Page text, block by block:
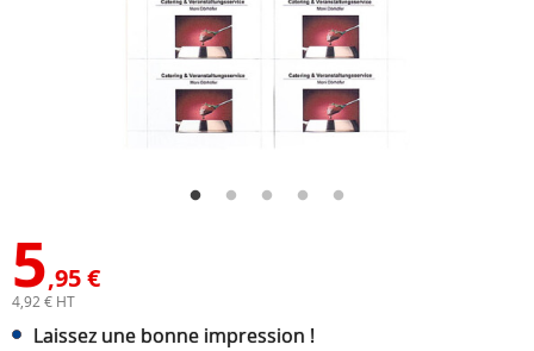
5,95 €
4,92 € HT
Laissez une bonne impression !